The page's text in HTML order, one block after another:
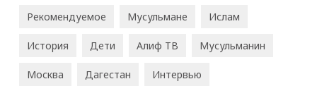
Рекомендуемое Мусульмане Ислам
История Дети Алиф ТВ Мусульманин
Москва Дагестан Интервью